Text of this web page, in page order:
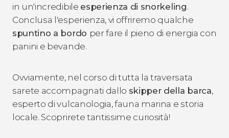
in un'incredibile esperienza di snorkeling.
Conclusa l'esperienza, vi offriremo qualche
spuntino a bordo per fare il pieno di energia con
panini e bevande.
Ovviamente, nel corso di tutta la traversata
sarete accompagnati dallo skipper della barca,
esperto di vulcanologia, fauna marina e storia
locale. Scoprirete tantissime curiosità!